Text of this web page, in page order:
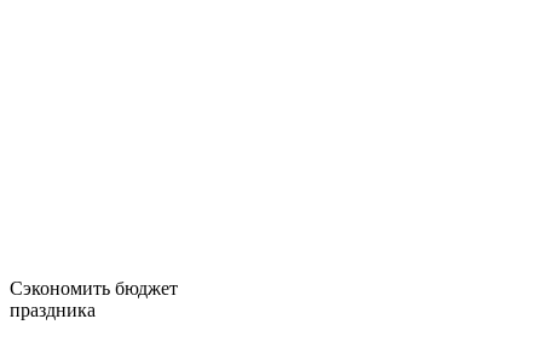
Cэкономить бюджет
праздника